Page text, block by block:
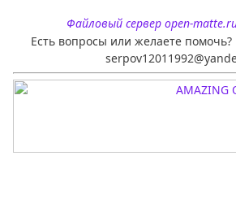
Файловый сервер open-
Есть вопросы или желаете